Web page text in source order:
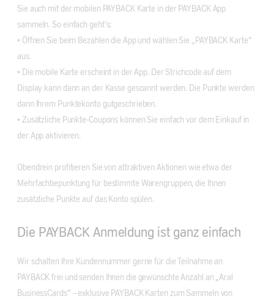
Sie auch mit der mobilen PAYBACK Karte in der PAYBACK App
sammeln. So einfach geht’s:
• Öffnen Sie beim Bezahlen die App und wählen Sie „PAYBACK Karte“
aus.
• Die mobile Karte erscheint in der App. Der Strichcode auf dem
Display kann dann an der Kasse gescannt werden. Die Punkte werden
dann Ihrem Punktekonto gutgeschrieben.
• Zusätzliche Punkte-Coupons können Sie einfach vor dem Einkauf in
der App aktivieren.
Obendrein profitieren Sie von attraktiven Aktionen wie etwa der
Mehrfachbepunktung für bestimmte Warengruppen, die Ihnen
zusätzliche Punkte auf das Konto spülen.
Die PAYBACK Anmeldung ist ganz einfach
Wir schalten Ihre Kundennummer gerne für die Teilnahme an
PAYBACK frei und senden Ihnen die gewünschte Anzahl an „Aral
BusinessCards“ – exklusive PAYBACK Karten zum Sammeln von